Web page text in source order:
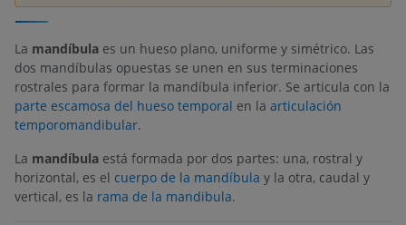
La mandíbula es un hueso plano, uniforme y simétrico. Las
dos mandíbulas opuestas se unen en sus terminaciones
rostrales para formar la mandíbula inferior. Se articula con la
parte escamosa del hueso temporal en la articulación
temporomandibular.
La mandíbula está formada por dos partes: una, rostral y
horizontal, es el cuerpo de la mandíbula y la otra, caudal y
vertical, es la rama de la mandibula.